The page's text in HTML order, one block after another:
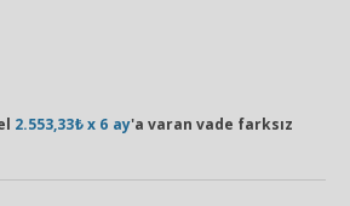
2.553,33₺ x 6 ay'a varan vade farksız